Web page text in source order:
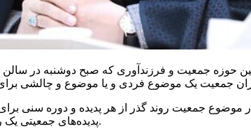
حوزه جمعیت و فرزندآوری که صبح دوشنبه در سالن
پدیده‌های جمعیتی یک روند سقوطی ۳۰ ساله را طی کرده و با یک شیب تند به پیری جمعیت می‌رسیم.